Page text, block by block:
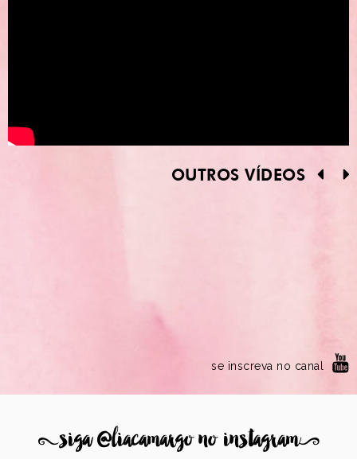
OUTROS VÍDEOS
se inscreva no canal
8siga @liacamargo no instagram9